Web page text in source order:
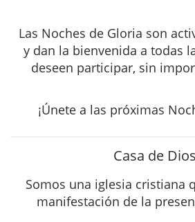
Las Noches de Gloria son
y dan la bienvenida a todas
deseen participar, sin
¡Únete a las próximas
Casa de Dios
Somos una iglesia cristiana
manifestación de la